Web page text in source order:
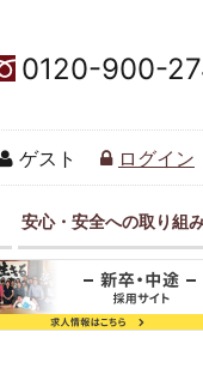
0120-900-
ゲスト ログイン
安心・安全への取り組